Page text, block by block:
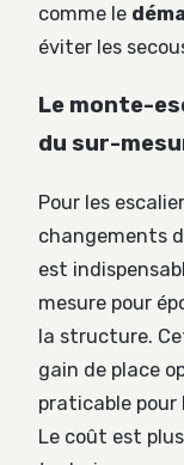
comme le
éviter les
Le monte-
du sur-
Pour les
changements
est
mesure pour
la structure.
gain de place
praticable pour
Le coût est